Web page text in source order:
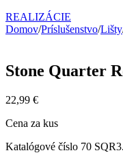
REALIZÁCIE
Domov/Príslušenstvo/Lišty
Stone Quarter
22,99 €
Cena za kus
Katalógové číslo 70